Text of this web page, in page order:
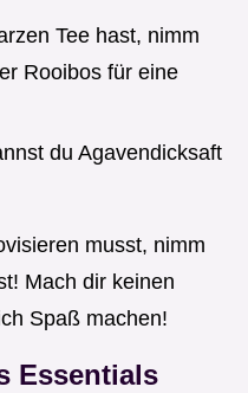
Tee hast, nimm
Rooibos für eine
du Agavendicksaft
musst, nimm
Mach dir keinen
Spaß machen!
Essentials